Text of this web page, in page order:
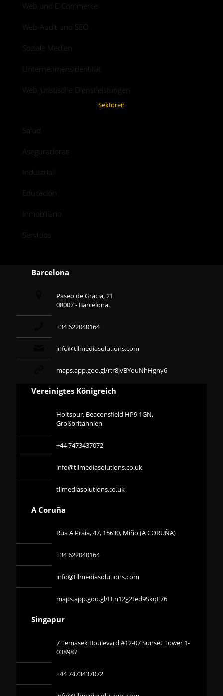
Web und E-Commerce
Web-Audit und SEO
Soziale Medien
Unternehmensidentität
Web juristische Dienstleistungen
Sektoren
Salud
Aseguradoras
Industrial
Educación
Inmobiliario
Servicios
Barcelona
Paseo de Gracia, 21
08007 - Barcelona.
+34 622040164
info@tllmediasolutions.com
maps.app.goo.gl/rtr8jvBYouNhHgny6
Vereinigtes Königreich
Holtspur, Beaconsfield HP9 1GN,
Großbritannien
+44 7473437072
info@tllmediasolutions.co.uk
tllmediasolutions.co.uk
A Coruña
Rua A Praia, 47, 15630, Miño (A CORUÑA)
+34 622040164
info@tllmediasolutions.com
maps.app.goo.gl/ELn12g2ted9SkqE76
Singapur
7 Temasek Boulevard #12-07 Sunset Tower 1-
038987
+44 7473437072